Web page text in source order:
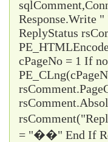
Response.Write
ReplyStatus
cPageNo = 1 If
= "��" End If